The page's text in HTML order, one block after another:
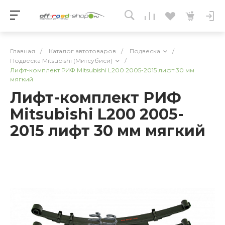
Главная / Каталог автотоваров / Подвеска
/
Подвеска Mitsubishi (Митсубиси)
/
Лифт-комплект РИФ Mitsubishi L200 2005-2015 лифт 30 мм
мягкий
Лифт-комплект РИФ
Mitsubishi L200 2005-
2015 лифт 30 мм мягкий